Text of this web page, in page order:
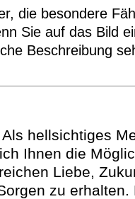
die besondere
Sie auf das Bild
Beschreibung
hellsichtiges
Ihnen die
Liebe,
zu erhalten.